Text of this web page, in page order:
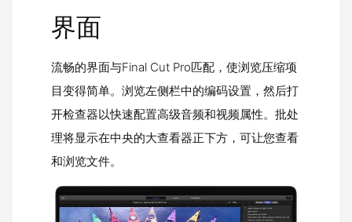
界面
流畅的界面与Final Cut Pro匹配，使浏览压缩项
目变得简单。浏览左侧栏中的编码设置，然后打
开检查器以快速配置高级音频和视频属性。批处
理将显示在中央的大查看器正下方，可让您查看
和浏览文件。